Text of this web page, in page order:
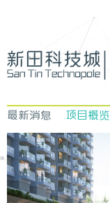
最新消息
项目概览